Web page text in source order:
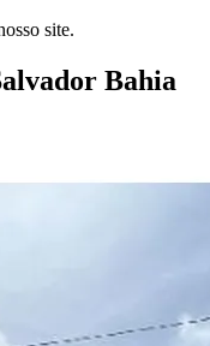
site.
Bahia